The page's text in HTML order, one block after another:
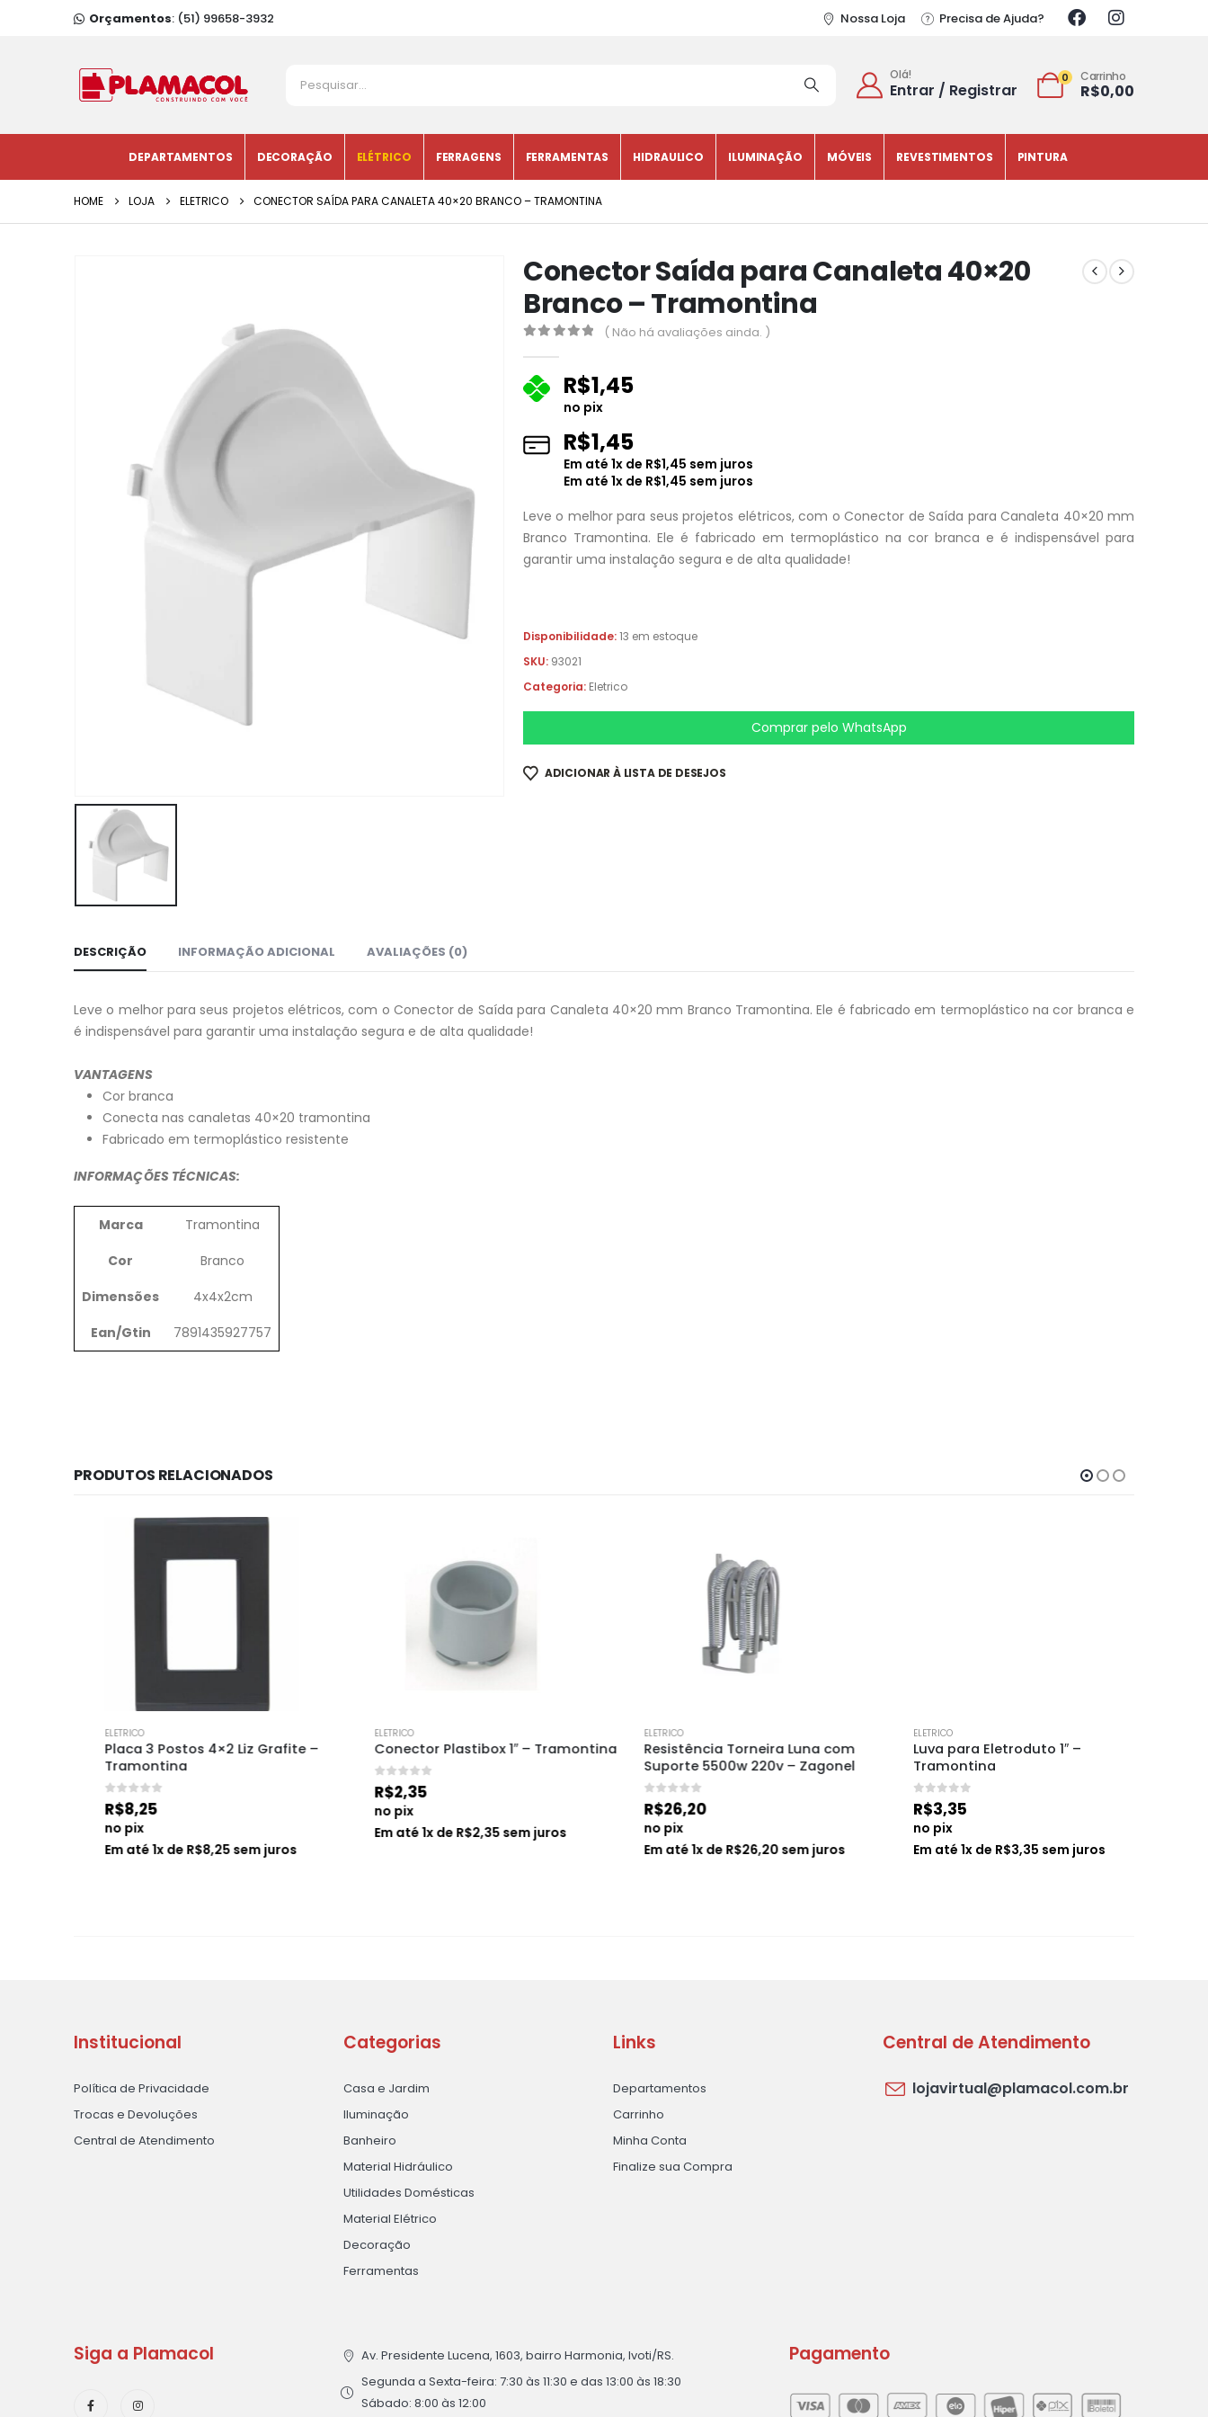
Orçamentos: (51) 99658-3932 Nossa Loja Precisa de Ajuda?
Olá!
Entrar / Registrar
0 Carrinho
R$0,00
DEPARTAMENTOS DECORAÇÃO ELÉTRICO FERRAGENS FERRAMENTAS HIDRAULICO ILUMINAÇÃO MÓVEIS REVESTIMENTOS PINTURA
HOME LOJA ELETRICO CONECTOR SAÍDA PARA CANALETA 40×20 BRANCO – TRAMONTINA
Conector Saída para Canaleta 40×20
Branco – Tramontina
( Não há avaliações ainda. )
R$1,45
no pix
R$1,45
Em até 1x de R$1,45 sem juros
Em até 1x de R$1,45 sem juros
Leve o melhor para seus projetos elétricos, com o Conector de Saída para Canaleta 40×20 mm
Branco Tramontina. Ele é fabricado em termoplástico na cor branca e é indispensável para
garantir uma instalação segura e de alta qualidade!
Disponibilidade:13 em estoque
SKU: 93021
Categoria: Eletrico
Comprar pelo WhatsApp
ADICIONAR À LISTA DE DESEJOS
DESCRIÇÃO INFORMAÇÃO ADICIONAL AVALIAÇÕES (0)
Leve o melhor para seus projetos elétricos, com o Conector de Saída para Canaleta 40×20 mm Branco Tramontina. Ele é fabricado em termoplástico na cor branca e
é indispensável para garantir uma instalação segura e de alta qualidade!
VANTAGENS
Cor branca
Conecta nas canaletas 40×20 tramontina
Fabricado em termoplástico resistente
INFORMAÇÕES TÉCNICAS:
Marca
Tramontina
Cor
Branco
Dimensões
4x4x2cm
Ean/Gtin
7891435927757
PRODUTOS RELACIONADOS
ELETRICO
Placa 3 Postos 4×2 Liz Grafite –
Tramontina
de 58,25
no pix
Em até1 x deR$8,25sem juros
ELETRICO
Conector Plastibox 1″ – Tramontina
de 52,35
no pix
Em até1 x deR$2,35sem juros
ELETRICO
Resistência Torneira Luna com
Suporte 5500w 220v – Zagonel
de 526,20
no pix
Em até1 x deR$26,20sem juros
ELETRICO
Luva para Eletroduto 1″ –
Tramontina
de 53,35
no pix
Em até1 x deR$3,35sem juros
Institucional
Política de Privacidade
Trocas e Devoluções
Central de Atendimento
Categorias
Casa e Jardim
Iluminação
Banheiro
Material Hidráulico
Utilidades Domésticas
Material Elétrico
Decoração
Ferramentas
Links
Departamentos
Carrinho
Minha Conta
Finalize sua Compra
Central de Atendimento
lojavirtual@plamacol.com.br
Siga a Plamacol
Av. Presidente Lucena, 1603, bairro Harmonia, Ivoti/RS.
Segunda a Sexta-feira: 7:30 às 11:30 e das 13:00 às 18:30
Sábado: 8:00 às 12:00
Pagamento